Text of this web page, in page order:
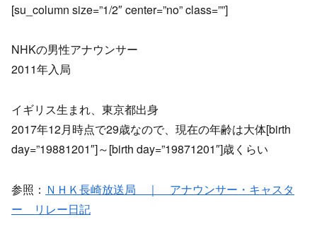
[su_column size=”1/2″ center=”no” class=””]
NHKの男性アナウンサー
2011年入局
イギリス生まれ、東京都出身
2017年12月時点で29歳なので、現在の年齢は大体[birth
day=”19881201″]～[birth day=”19871201″]歳くらい
参照： ＮＨＫ長崎放送局 ｜ アナウンサー・キャスタ
ー リレー日記